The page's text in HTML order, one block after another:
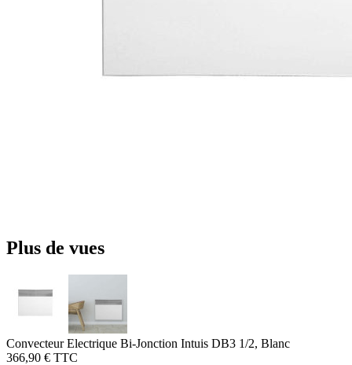
Plus de vues
Convecteur Electrique Bi-Jonction Intuis DB3 1/2, Blanc
366,90 € TTC